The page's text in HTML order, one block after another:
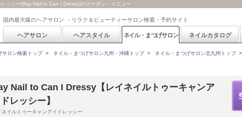
ッシー(Ray Nail to Can I Dressy)のクーポン・メニュー
国内最大級のヘアサロン ・リラク＆ビューティーサロン検索・予約サイト
ヘアサロン ヘアスタイル ネイル・まつげサロン ネイルカタログ
サロン検索トップ> ネイル・まつげサロン九州・沖縄トップ> ネイル・まつげサロン北九州トップ
Nail to Can I Dressy【レイネイルトゥーキャンア
レッシー】
ネイルトゥーキャンアイドレッシー